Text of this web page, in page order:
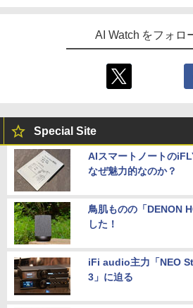
AI Watch をフォロ
Special Site
AIスマートノートの
なぜ魅力的なのか？
鳥肌ものの「DENON
した！
iFi audio主力「NEO
3」に迫る